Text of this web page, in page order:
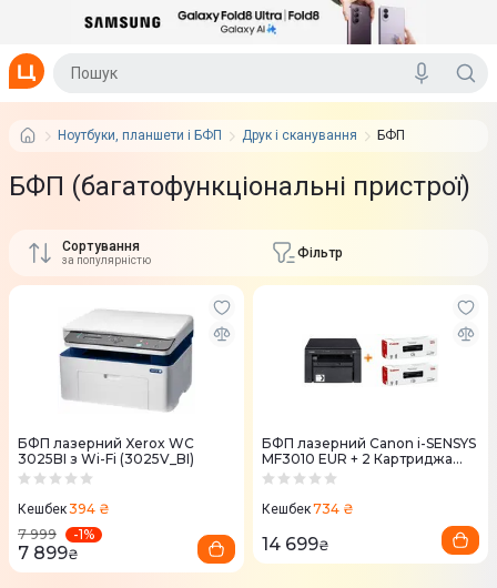
Ноутбуки, планшети і БФП Друк і сканування БФП
БФП (багатофункціональні пристрої)
Сортування
за популярністю Фільтр
БФП лазерний Xerox WC
3025BI з Wi-Fi (3025V_BI)
Кешбек394 ₴
7 999
-1%
7 899₴
БФП лазерний Canon i-SENSYS
MF3010 EUR + 2 Картриджа
725 (5252B034AA)
Кешбек734 ₴
14 699₴